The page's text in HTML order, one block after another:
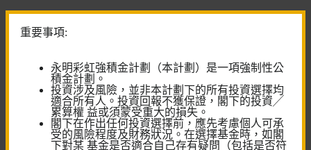
重要事項:
永明彩虹強積金計劃（本計劃）是一項強制性公
積金計劃。
投資涉及風險，並非本計劃下的所有投資選擇均
適合所有人。投資回報不獲保證，閣下的投資╱
累算權 益或須蒙受重大的損失。
閣下在作出任何投資選擇前，應先考慮個人可承
受的風險程度及財務狀況。在選擇基金時，如閣
下對某 基金是否適合自己存有疑問（包括是否符
尋求更多 退休金服務?
與我們的強積金顧問對話
預約客戶服務中心服務